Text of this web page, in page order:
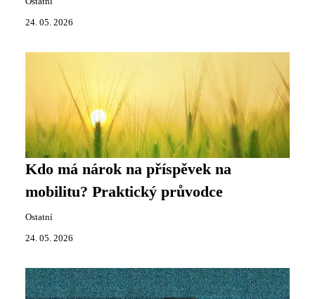
24. 05. 2026
Kdo má nárok na příspěvek na
mobilitu? Praktický průvodce
Ostatní
24. 05. 2026